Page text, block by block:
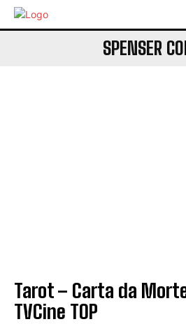
SPENSER
Tarot – Carta da
TVCine TOP